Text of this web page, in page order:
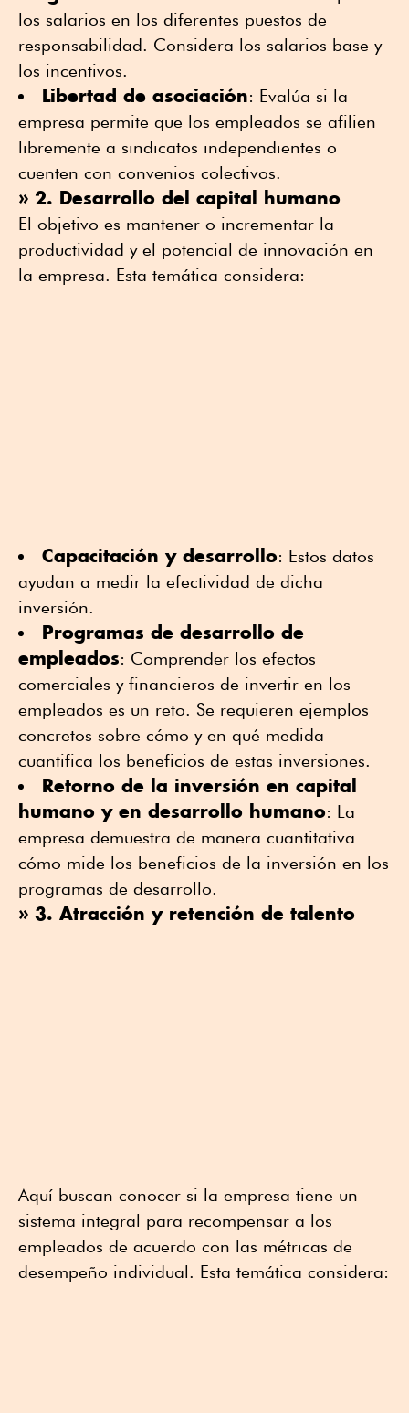
los salarios en los diferentes puestos de
responsabilidad. Considera los salarios base y
los incentivos.
Libertad de asociación: Evalúa si la
empresa permite que los empleados se afilien
libremente a sindicatos independientes o
cuenten con convenios colectivos.
» 2. Desarrollo del capital humano
El objetivo es mantener o incrementar la
productividad y el potencial de innovación en
la empresa. Esta temática considera:
Capacitación y desarrollo: Estos datos
ayudan a medir la efectividad de dicha
inversión.
Programas de desarrollo de
empleados: Comprender los efectos
comerciales y financieros de invertir en los
empleados es un reto. Se requieren ejemplos
concretos sobre cómo y en qué medida
cuantifica los beneficios de estas inversiones.
Retorno de la inversión en capital
humano y en desarrollo humano: La
empresa demuestra de manera cuantitativa
cómo mide los beneficios de la inversión en los
programas de desarrollo.
» 3. Atracción y retención de talento
Aquí buscan conocer si la empresa tiene un
sistema integral para recompensar a los
empleados de acuerdo con las métricas de
desempeño individual. Esta temática considera: